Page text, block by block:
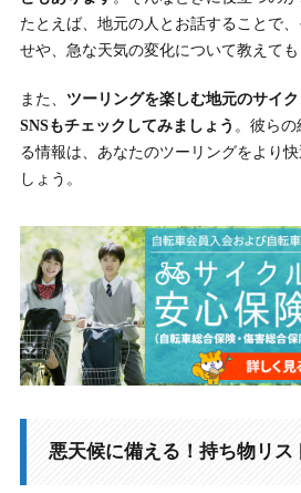
たとえば、地元の人とお話することで
せや、急な天気の変化について教えても
また、 ツーリングを楽しむ地元のサイ
SNSもチェックしてみましょう 。彼らの
る情報は、あなたのツーリングをより
しょう。
悪天候に備える！持ち物リス